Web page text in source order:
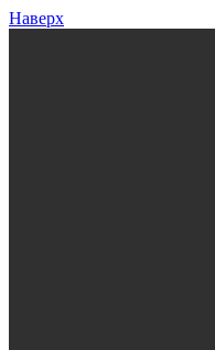
Наверх